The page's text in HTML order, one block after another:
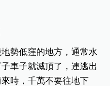
勢低窪的地方，通常水
車子就滅頂了，連逃出
時，千萬不要往地下